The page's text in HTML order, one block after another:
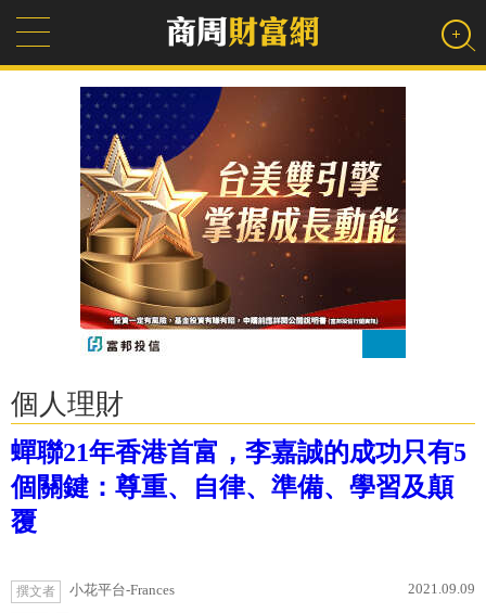
個人理財
蟬聯21年香港首富，李嘉誠的成功只有5
個關鍵：尊重、自律、準備、學習及顛
覆
撰文者 小花平台-Frances 2021.09.09